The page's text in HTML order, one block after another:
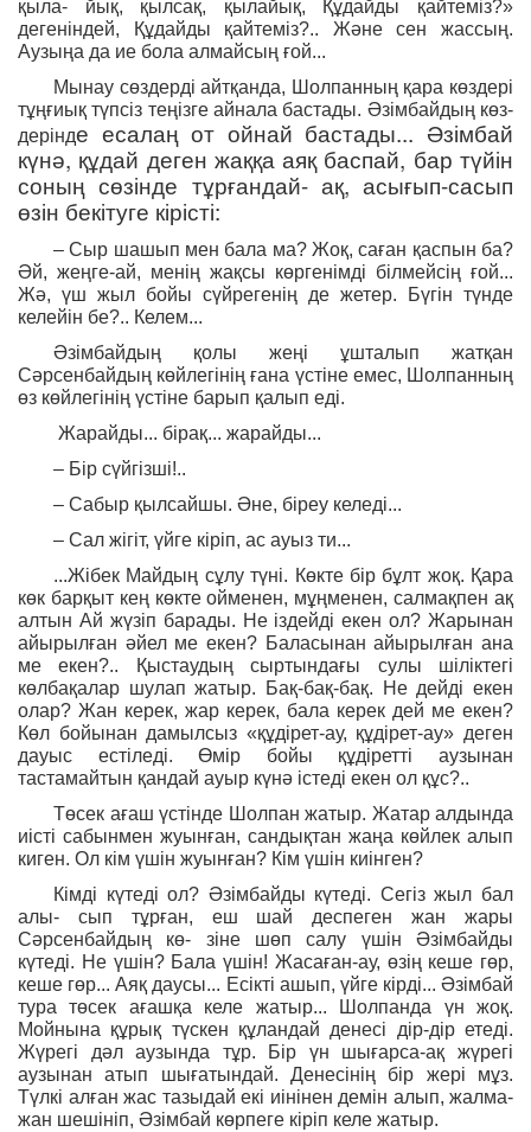
қыла- йық, қылсақ, қылайық, Құдайды қайтеміз?»
дегеніндей, Құдайды қайтеміз?.. Және сен жассың.
Аузыңа да ие бола алмайсың ғой...
Мынау сөздерді айтқанда, Шолпанның қара көздері
тұңғиық түпсіз теңізге айнала бастады. Әзімбайдың көз-
дерінде есалаң от ойнай бастады... Әзімбай
күнә, құдай деген жаққа аяқ баспай, бар түйін
соның сөзінде тұрғандай- ақ, асығып-сасып
өзін бекітуге кірісті:
– Сыр шашып мен бала ма? Жоқ, саған қаспын ба?
Әй, жеңге-ай, менің жақсы көргенімді білмейсің ғой...
Жә, үш жыл бойы сүйрегенің де жетер. Бүгін түнде
келейін бе?.. Келем...
Әзімбайдың қолы жеңі ұшталып жатқан
Сәрсенбайдың көйлегінің ғана үстіне емес, Шолпанның
өз көйлегінің үстіне барып қалып еді.
Жарайды... бірақ... жарайды...
– Бір сүйгізші!..
– Сабыр қылсайшы. Әне, біреу келеді...
– Сал жігіт, үйге кіріп, ас ауыз ти...
...Жібек Майдың сұлу түні. Көкте бір бұлт жоқ. Қара
көк барқыт кең көкте ойменен, мұңменен, салмақпен ақ
алтын Ай жүзіп барады. Не іздейді екен ол? Жарынан
айырылған әйел ме екен? Баласынан айырылған ана
ме екен?.. Қыстаудың сыртындағы сулы шіліктегі
көлбақалар шулап жатыр. Бақ-бақ-бақ. Не дейді екен
олар? Жан керек, жар керек, бала керек дей ме екен?
Көл бойынан дамылсыз «құдірет-ау, құдірет-ау» деген
дауыс естіледі. Өмір бойы құдіретті аузынан
тастамайтын қандай ауыр күнә істеді екен ол құс?..
Төсек ағаш үстінде Шолпан жатыр. Жатар алдында
иісті сабынмен жуынған, сандықтан жаңа көйлек алып
киген. Ол кім үшін жуынған? Кім үшін киінген?
Кімді күтеді ол? Әзімбайды күтеді. Сегіз жыл бал
алы- сып тұрған, еш шай деспеген жан жары
Сәрсенбайдың кө- зіне шөп салу үшін Әзімбайды
күтеді. Не үшін? Бала үшін! Жасаған-ау, өзің кеше гөр,
кеше гөр... Аяқ даусы... Есікті ашып, үйге кірді... Әзімбай
тура төсек ағашқа келе жатыр... Шолпанда үн жоқ.
Мойнына құрық түскен құландай денесі дір-дір етеді.
Жүрегі дәл аузында тұр. Бір үн шығарса-ақ жүрегі
аузынан атып шығатындай. Денесінің бір жері мұз.
Түлкі алған жас тазыдай екі иінінен демін алып, жалма-
жан шешініп, Әзімбай көрпеге кіріп келе жатыр.